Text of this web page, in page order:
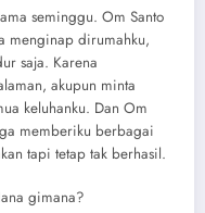
seminggu. Om Santo
menginap dirumahku,
saja. Karena
akupun minta
keluhanku. Dan Om
memberiku berbagai
tapi tetap tak berhasil.
gimana?